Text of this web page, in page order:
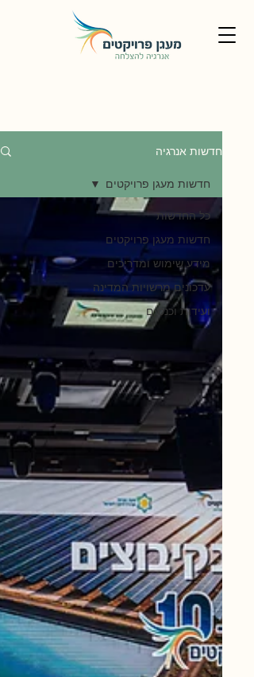
חדשות אנרגיה
כל החדשות
חדשות מעגן פרויקטים
מידע שימוש ומדריכים
עדכונים מרשויות המדינה
ועידות וכנסים
חדשות מעגן פרויקטים